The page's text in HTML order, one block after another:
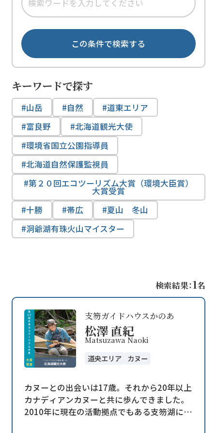
この条件で検索する
キーワードで探す
山岳 自然
道東エリア
富良野
北海道観光大使
環境省国立公園指導員
北海道自然保護監視員
第２０回エコツーリズム大賞（環境大臣賞）
大賞受賞
十勝
帯広
夏山 冬山
洞爺湖有珠火山マイスター
検索結果：1名
支笏ガイドハウスかのあ
松澤 直紀
Matsuzawa Naoki
道央エリア カヌー
カヌーとの出会いは17歳。それから20年以上
カナディアンカヌーと共に歩んできました。
2010年に現在の活動拠点でもある支笏湖に移